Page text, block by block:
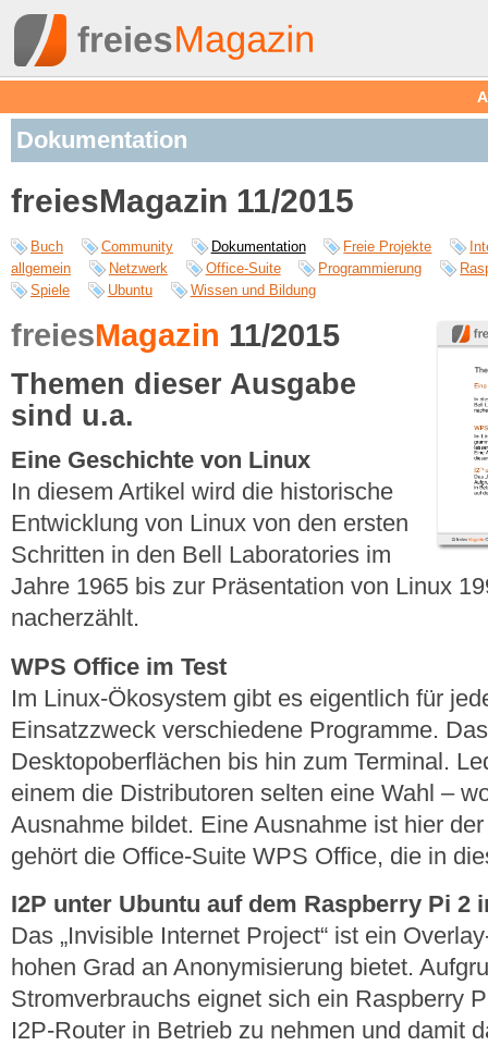
Dokumentation
freiesMagazin 11/2015
Buch Community Dokumentation Freie Projekte
allgemein
Netzwerk Office-Suite Programmierung
Spiele
Ubuntu Wissen und Bildung
freiesMagazin 11/2015
Themen dieser Ausgabe
sind u.a.
Eine Geschichte von Linux
In diesem Artikel wird die historische
Entwicklung von Linux von den ersten
Schritten in den Bell Laboratories im
Jahre 1965 bis zur Präsentation von Linux
nacherzählt.
WPS Office im Test
Im Linux-Ökosystem gibt es eigentlich für
Einsatzzweck verschiedene Programme.
Desktopoberflächen bis hin zum Terminal.
einem die Distributoren selten eine Wahl –
Ausnahme bildet. Eine Ausnahme ist hier
gehört die Office-Suite WPS Office, die in
I2P unter Ubuntu auf dem Raspberry Pi 2
Das „Invisible Internet Project“ ist ein
hohen Grad an Anonymisierung bietet.
Stromverbrauchs eignet sich ein Raspberry
I2P-Router in Betrieb zu nehmen und damit